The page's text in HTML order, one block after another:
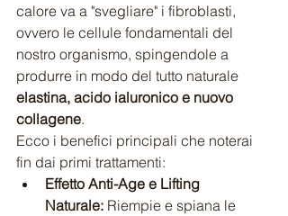
calore va a "svegliare" i fibroblasti,
ovvero le cellule fondamentali del
nostro organismo, spingendole a
produrre in modo del tutto naturale
elastina, acido ialuronico e nuovo
collagene.
Ecco i benefici principali che noterai
fin dai primi trattamenti:
Effetto Anti-Age e Lifting
Naturale: Riempie e spiana le